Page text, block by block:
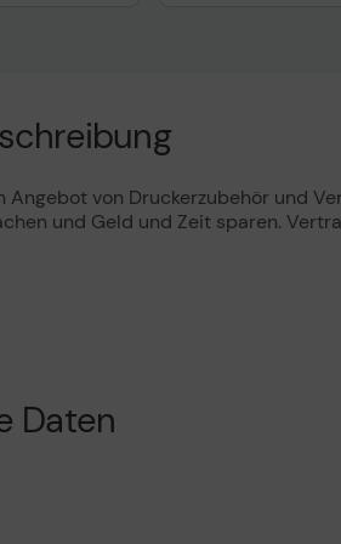
Angebot von Druckerzubehör und
und Geld und Zeit sparen.
Daten